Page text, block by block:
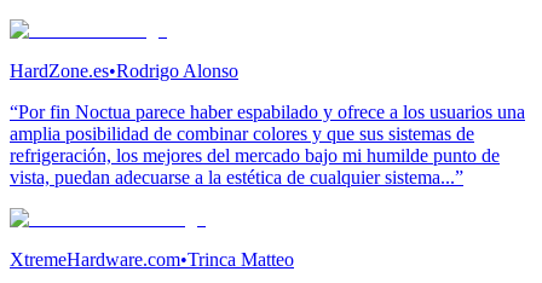
HardZone.es•Rodrigo Alonso
“Por fin Noctua parece haber espabilado y ofrece a los usuarios una
amplia posibilidad de combinar colores y que sus sistemas de
refrigeración, los mejores del mercado bajo mi humilde punto de
vista, puedan adecuarse a la estética de cualquier sistema...”
XtremeHardware.com•Trinca Matteo